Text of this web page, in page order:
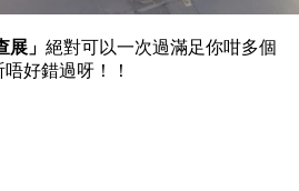
展」 絕對可以一次過滿足你咁多個
好錯過呀！！